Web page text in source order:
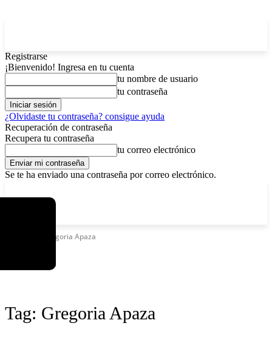
Registrarse
¡Bienvenido! Ingresa en tu cuenta
tu nombre de usuario
tu contraseña
¿Olvidaste tu contraseña? consigue ayuda
Recuperación de contraseña
Recupera tu contraseña
tu correo electrónico
Se te ha enviado una contraseña por correo electrónico.
Gregoria Apaza
Tag: Gregoria Apaza